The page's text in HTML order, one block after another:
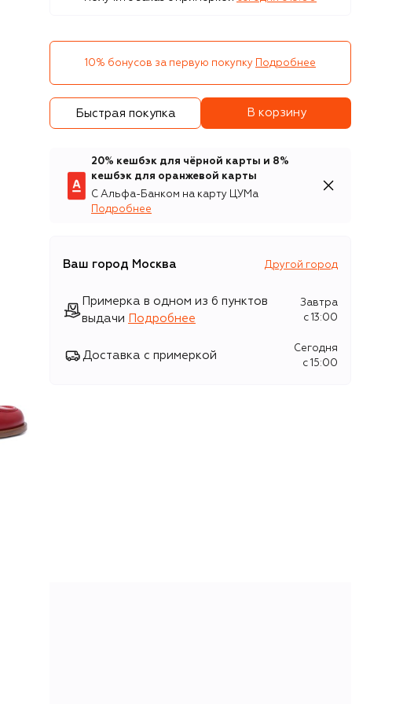
10% бонусов за первую покупку Подробнее
Быстрая покупка В корзину
20% кешбэк для чёрной карты и 8%
кешбэк для оранжевой карты
С Альфа-Банком на карту ЦУМа
Подробнее
Ваш город Москва Другой город
Примерка в одном из 6 пунктов
выдачи
Подробнее
Завтра
c 13:00
Доставка с примеркой
Сегодня
c 15:00